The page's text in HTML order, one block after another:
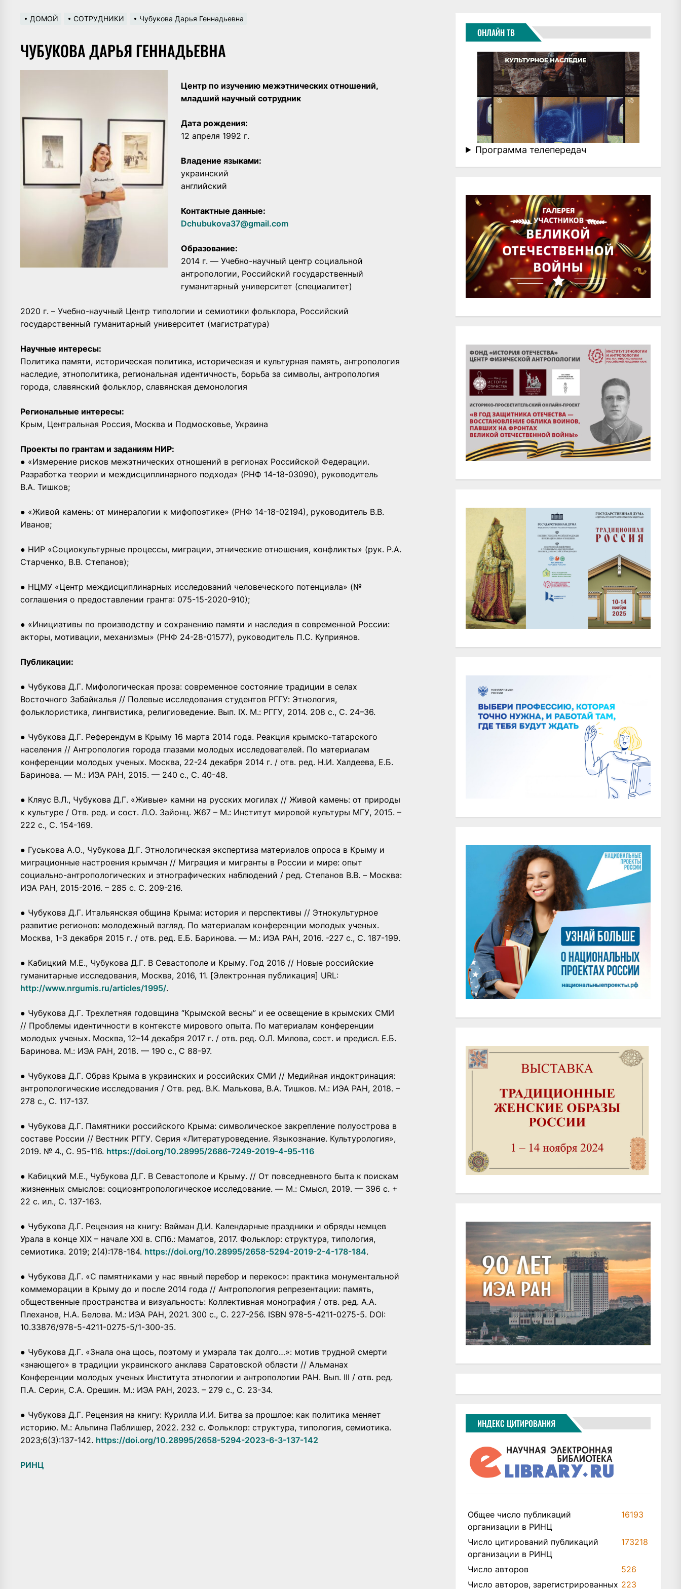
ДОМОЙ СОТРУДНИКИ Чубукова Дарья Геннадьевна
ЧУБУКОВА ДАРЬЯ ГЕННАДЬЕВНА
Центр по изучению межэтнических отношений,
младший научный сотрудник
Дата рождения:
12 апреля 1992 г.
Владение языками:
украинский
английский
Контактные данные:
Dchubukova37@gmail.com
Образование:
2014 г. — Учебно-научный центр социальной
антропологии, Российский государственный
гуманитарный университет (специалитет)
2020 г. – Учебно-научный Центр типологии и семиотики фольклора, Российский
государственный гуманитарный университет (магистратура)
Научные интересы:
Политика памяти, историческая политика, историческая и культурная память, антропология
наследие, этнополитика, региональная идентичность, борьба за символы, антропология
города, славянский фольклор, славянская демонология
Региональные интересы:
Крым, Центральная Россия, Москва и Подмосковье, Украина
Проекты по грантам и заданиям НИР:
● «Измерение рисков межэтнических отношений в регионах Российской Федерации.
Разработка теории и междисциплинарного подхода» (РНФ 14-18-03090), руководитель
В.А. Тишков;
● «Живой камень: от минералогии к мифопоэтике» (РНФ 14-18-02194), руководитель В.В.
Иванов;
● НИР «Социокультурные процессы, миграции, этнические отношения, конфликты» (рук. Р.А.
Старченко, В.В. Степанов);
● НЦМУ «Центр междисциплинарных исследований человеческого потенциала» (№
соглашения о предоставлении гранта: 075-15-2020-910);
● «Инициативы по производству и сохранению памяти и наследия в современной России:
акторы, мотивации, механизмы» (РНФ 24-28-01577), руководитель П.С. Куприянов.
Публикации:
● Чубукова Д.Г. Мифологическая проза: современное состояние традиции в селах
Восточного Забайкалья // Полевые исследования студентов РГГУ: Этнология,
фольклористика, лингвистика, религиоведение. Вып. IX. М.: РГГУ, 2014. 208 с., С. 24–36.
● Чубукова Д.Г. Референдум в Крыму 16 марта 2014 года. Реакция крымско-татарского
населения // Антропология города глазами молодых исследователей. По материалам
конференции молодых ученых. Москва, 22-24 декабря 2014 г. / отв. ред. Н.И. Халдеева, Е.Б.
Баринова. — М.: ИЭА РАН, 2015. — 240 с., С. 40-48.
● Кляус В.Л., Чубукова Д.Г. «Живые» камни на русских могилах // Живой камень: от природы
к культуре / Отв. ред. и сост. Л.О. Зайонц. Ж67 – М.: Институт мировой культуры МГУ, 2015. –
222 с., С. 154-169.
● Гуськова А.О., Чубукова Д.Г. Этнологическая экспертиза материалов опроса в Крыму и
миграционные настроения крымчан // Миграция и мигранты в России и мире: опыт
социально-антропологических и этнографических наблюдений / ред. Степанов В.В. – Москва:
ИЭА РАН, 2015-2016. – 285 с. С. 209-216.
● Чубукова Д.Г. Итальянская община Крыма: история и перспективы // Этнокультурное
развитие регионов: молодежный взгляд. По материалам конференции молодых ученых.
Москва, 1-3 декабря 2015 г. / отв. ред. Е.Б. Баринова. — М.: ИЭА РАН, 2016. -227 с., С. 187-199.
● Кабицкий М.Е., Чубукова Д.Г. В Севастополе и Крыму. Год 2016 // Новые российские
гуманитарные исследования, Москва, 2016, 11. [Электронная публикация] URL:
http://www.nrgumis.ru/articles/1995/.
● Чубукова Д.Г. Трехлетняя годовщина “Крымской весны” и ее освещение в крымских СМИ
// Проблемы идентичности в контексте мирового опыта. По материалам конференции
молодых ученых. Москва, 12–14 декабря 2017 г. / отв. ред. О.Л. Милова, сост. и предисл. Е.Б.
Баринова. М.: ИЭА РАН, 2018. — 190 с., С 88-97.
● Чубукова Д.Г. Образ Крыма в украинских и российских СМИ // Медийная индоктринация:
антропологические исследования / Отв. ред. В.К. Малькова, В.А. Тишков. М.: ИЭА РАН, 2018. –
278 c., С. 117-137.
● Чубукова Д.Г. Памятники российского Крыма: символическое закрепление полуострова в
составе России // Вестник РГГУ. Серия «Литературоведение. Языкознание. Культурология»,
2019. № 4., С. 95-116. https://doi.org/10.28995/2686-7249-2019-4-95-116
● Кабицкий М.Е., Чубукова Д.Г. В Севастополе и Крыму. // От повседневного быта к поискам
жизненных смыслов: социоантропологическое исследование. — М.: Смысл, 2019. — 396 с. +
22 с. ил., С. 137-163.
● Чубукова Д.Г. Рецензия на книгу: Вайман Д.И. Календарные праздники и обряды немцев
Урала в конце XIX – начале XXI в. СПб.: Маматов, 2017. Фольклор: структура, типология,
семиотика. 2019; 2(4):178-184. https://doi.org/10.28995/2658-5294-2019-2-4-178-184.
● Чубукова Д.Г. «С памятниками у нас явный перебор и перекос»: практика монументальной
коммеморации в Крыму до и после 2014 года // Антропология репрезентации: память,
общественные пространства и визуальность: Коллективная монография / отв. ред. А.А.
Плеханов, Н.А. Белова. М.: ИЭА РАН, 2021. 300 с., С. 227-256. ISBN 978-5-4211-0275-5. DOI:
10.33876/978-5-4211-0275-5/1-300-35.
● Чубукова Д.Г. «Знала она щось, поэтому и умэрала так долго…»: мотив трудной смерти
«знающего» в традиции украинского анклава Саратовской области // Альманах
Конференции молодых ученых Института этнологии и антропологии РАН. Вып. III / отв. ред.
П.А. Серин, С.А. Орешин. М.: ИЭА РАН, 2023. – 279 с., С. 23-34.
● Чубукова Д.Г. Рецензия на книгу: Курилла И.И. Битва за прошлое: как политика меняет
историю. М.: Альпина Паблишер, 2022. 232 с. Фольклор: структура, типология, семиотика.
2023;6(3):137-142. https://doi.org/10.28995/2658-5294-2023-6-3-137-142
РИНЦ
ОНЛАЙН ТВ
Программа телепередач
ИНДЕКС ЦИТИРОВАНИЯ
Общее число публикаций
организации в РИНЦ
16193
Число цитирований публикаций
организации в РИНЦ
173218
Число авторов
526
Число авторов, зарегистрированных 223